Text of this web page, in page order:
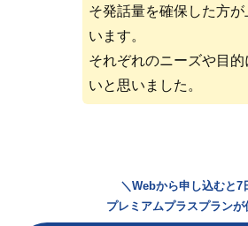
そ発話量を確保した方
います。
それぞれのニーズや目
いと思いました。
＼Webから申し込むと7
プレミアムプラスプランが